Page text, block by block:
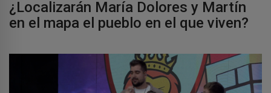
¿Localizarán María Dolores y Martín
en el mapa el pueblo en el que viven?